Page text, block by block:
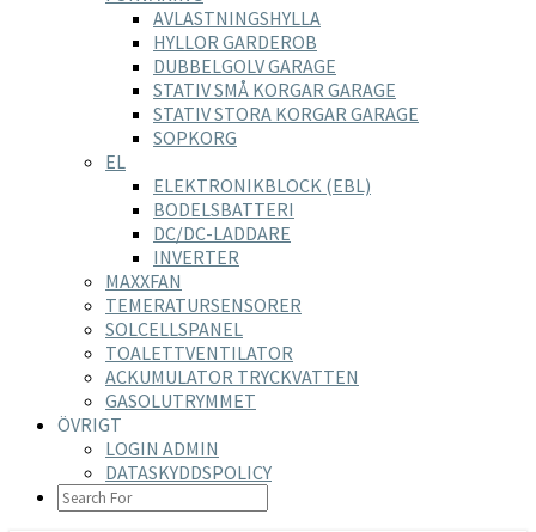
AVLASTNINGSHYLLA
HYLLOR GARDEROB
DUBBELGOLV GARAGE
STATIV SMÅ KORGAR GARAGE
STATIV STORA KORGAR GARAGE
SOPKORG
EL
ELEKTRONIKBLOCK (EBL)
BODELSBATTERI
DC/DC-LADDARE
INVERTER
MAXXFAN
TEMERATURSENSORER
SOLCELLSPANEL
TOALETTVENTILATOR
ACKUMULATOR TRYCKVATTEN
GASOLUTRYMMET
ÖVRIGT
LOGIN ADMIN
DATASKYDDSPOLICY
SEARCH
ICON